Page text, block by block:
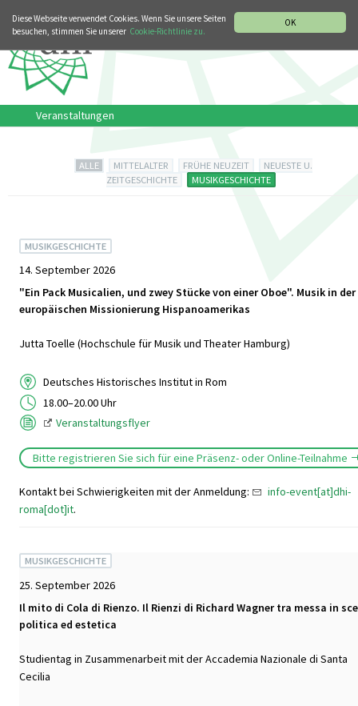
OK
Diese Webseite verwendet Cookies. Wenn Sie unsere Seiten
besuchen, stimmen Sie unserer Cookie-Richtlinie zu.
Veranstaltungen
ALLE MITTELALTER FRÜHE NEUZEIT
NEUESTE U.
ZEITGESCHICHTE
MUSIKGESCHICHTE
MUSIKGESCHICHTE
14. September 2026
"Ein Pack Musicalien, und zwey Stücke von einer Oboe". Musik in der
europäischen Missionierung Hispanoamerikas
Jutta Toelle (Hochschule für Musik und Theater Hamburg)
Deutsches Historisches Institut in Rom
18.00–20.00 Uhr
Veranstaltungsflyer
Bitte registrieren Sie sich für eine Präsenz- oder Online-Teilnahme
Kontakt bei Schwierigkeiten mit der Anmeldung:
info-event[at]dhi-
roma[dot]it.
MUSIKGESCHICHTE
25. September 2026
Il mito di Cola di Rienzo. Il Rienzi di Richard Wagner tra messa in
politica ed estetica
Studientag in Zusammenarbeit mit der Accademia Nazionale di Santa
Cecilia